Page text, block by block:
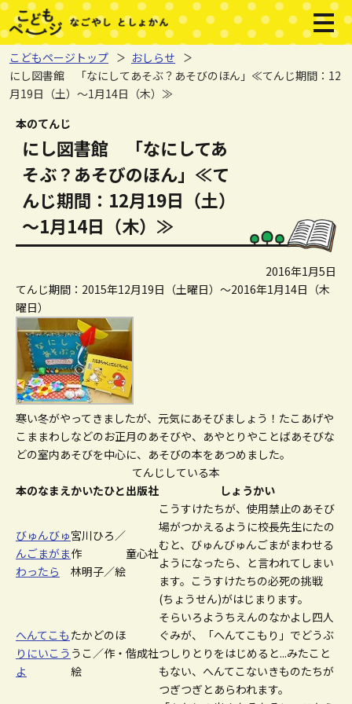
ページの先頭です。
本文へジャンプする。
メニ
こどもページトップ
おしらせ
にし図書館 「なにしてあそぶ？あそびのほん」≪てんじ期間：12
月19日（土）～1月14日（木）≫
ここから本文です。
本のてんじ
にし図書館 「なにしてあ
そぶ？あそびのほん」≪て
んじ期間：12月19日（土）
～1月14日（木）≫
2016年1月5日
てんじ期間：2015年12月19日（土曜日）～2016年1月14日（木
曜日）
寒い冬がやってきましたが、元気にあそびましょう！たこあげや
こままわしなどのお正月のあそびや、あやとりやことばあそびな
どの室内あそびを中心に、あそびの本をあつめました。
てんじしている本
本のなまえかいたひと出版社 しょうかい
びゅんびゅ
んごまがま
わったら
宮川ひろ／
作
林明子／絵
童心社
こうすけたちが、使用禁止のあそび
場がつかえるように校長先生にたの
むと、びゅんびゅんごまがまわせる
ようになったら、と言われてしまい
ます。こうすけたちの必死の挑戦
(ちょうせん)がはじまります。
へんてこも
りにいこう
よ
たかどのほ
うこ／作・
絵
偕成社
そらいろようちえんのなかよし四人
ぐみが、「へんてこもり」でどうぶ
つしりとりをはじめると...みたこと
もない、へんてこないきものたちが
つぎつぎとあらわれます。